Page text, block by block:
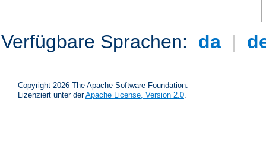
Verfügbare Sprachen: da |
Copyright 2026 The Apache Software Foundation.
Lizenziert unter derApache License, Version 2.0